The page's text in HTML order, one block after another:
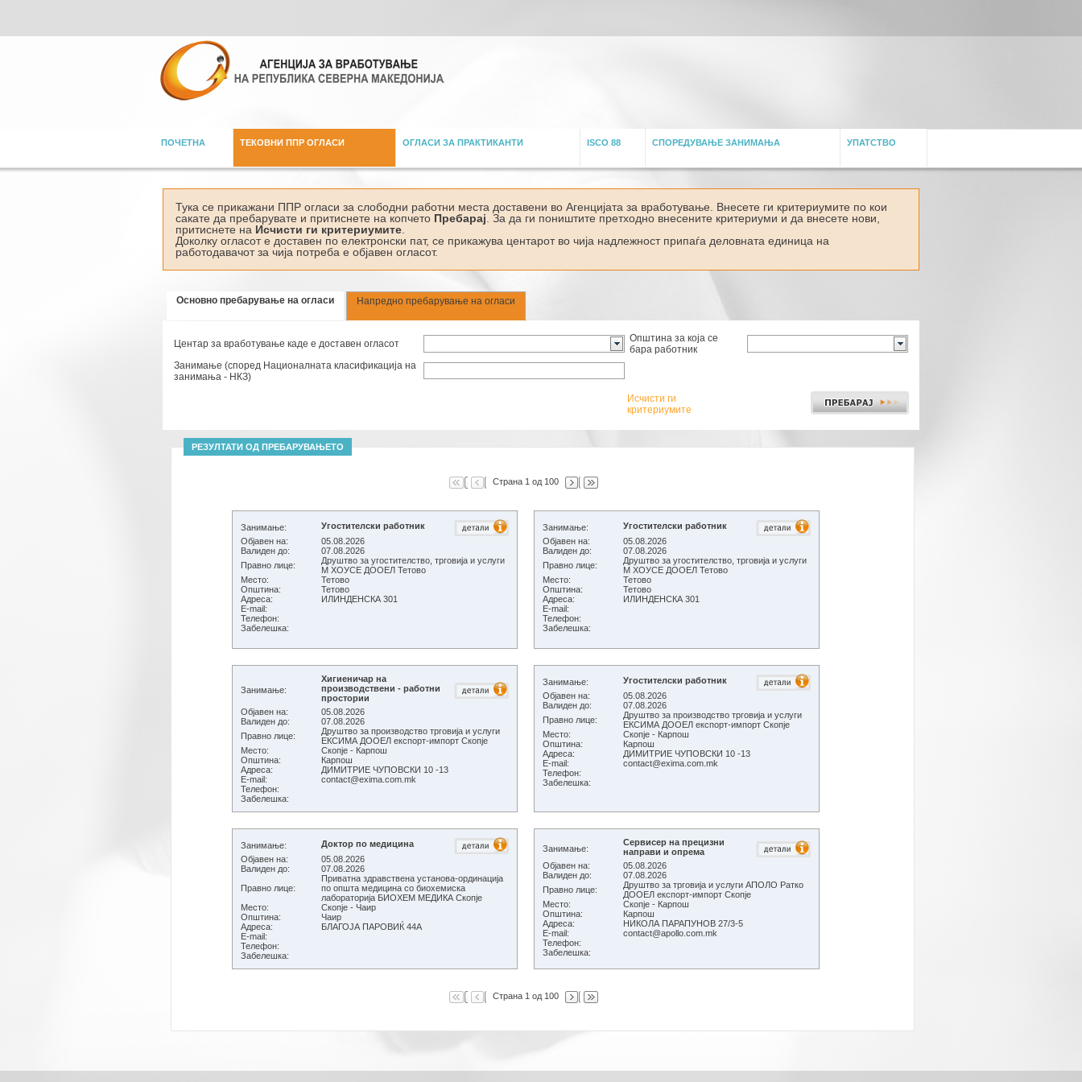
ПОЧЕТНА ТЕКОВНИ ППР ОГЛАСИ ОГЛАСИ ЗА ПРАКТИКАНТИ ISCO 88 СПОРЕДУВАЊЕ ЗАНИМАЊА УПАТСТВО
Тука се прикажани ППР огласи за слободни работни места доставени во Агенцијата за вработување. Внесете ги критериумите по кои
сакате да пребарувате и притиснете на копчето Пребарај . За да ги поништите претходно внесените критериуми и да внесете нови,
притиснете на Исчисти ги критериумите
Доколку огласот е доставен по електронски пат, се прикажува центарот во чија надлежност припаѓа деловнaта единица на
работодавачот за чија потреба е објавен огласот.
Основно пребарување на огласи Напредно пребарување на огласи
Центар за вработување каде е доставен огласот
Општина за која се
бара работник
Занимање (според Националната класификација на
занимања - НКЗ)
Исчисти ги
критериумите
РЕЗУЛТАТИ ОД ПРЕБАРУВАЊЕТО
Страна 1 од 100
Занимање:
Угостителски работник
Објавен на:
05.08.2026
Валиден до:
07.08.2026
Правно лице:
Друштво за угостителство, трговија и услуги
М ХОУСЕ ДООЕЛ Тетово
Место:
Тетово
Општина:
Тетово
Адреса:
ИЛИНДЕНСКА 301
E-mail:
Телефон:
Забелешка:
Занимање:
Угостителски работник
Објавен на:
05.08.2026
Валиден до:
07.08.2026
Правно лице:
Друштво за угостителство, трговија и услуги
М ХОУСЕ ДООЕЛ Тетово
Место:
Тетово
Општина:
Тетово
Адреса:
ИЛИНДЕНСКА 301
E-mail:
Телефон:
Забелешка:
Занимање:
Хигиеничар на
производствени - работни
простории
Објавен на:
05.08.2026
Валиден до:
07.08.2026
Правно лице:
Друштво за производство трговија и услуги
ЕКСИМА ДООЕЛ експорт-импорт Скопје
Место:
Скопје - Карпош
Општина:
Карпош
Адреса:
ДИМИТРИЕ ЧУПОВСКИ 10 -13
E-mail:
contact@exima.com.mk
Телефон:
Забелешка:
Занимање:
Угостителски работник
Објавен на:
05.08.2026
Валиден до:
07.08.2026
Правно лице:
Друштво за производство трговија и услуги
ЕКСИМА ДООЕЛ експорт-импорт Скопје
Место:
Скопје - Карпош
Општина:
Карпош
Адреса:
ДИМИТРИЕ ЧУПОВСКИ 10 -13
E-mail:
contact@exima.com.mk
Телефон:
Забелешка:
Занимање:
Доктор по медицина
Објавен на:
05.08.2026
Валиден до:
07.08.2026
Правно лице:
Приватна здравствена установа-ординација
по општа медицина со биохемиска
лабораторија БИОХЕМ МЕДИКА Скопје
Место:
Скопје - Чаир
Општина:
Чаир
Адреса:
БЛАГОЈА ПАРОВИЌ 44А
E-mail:
Телефон:
Забелешка:
Занимање:
Сервисер на прецизни
направи и опрема
Објавен на:
05.08.2026
Валиден до:
07.08.2026
Правно лице:
Друштво за трговија и услуги АПОЛО Ратко
ДООЕЛ експорт-импорт Скопје
Место:
Скопје - Карпош
Општина:
Карпош
Адреса:
НИКОЛА ПАРАПУНОВ 27/3-5
E-mail:
contact@apollo.com.mk
Телефон:
Забелешка:
Страна 1 од 100